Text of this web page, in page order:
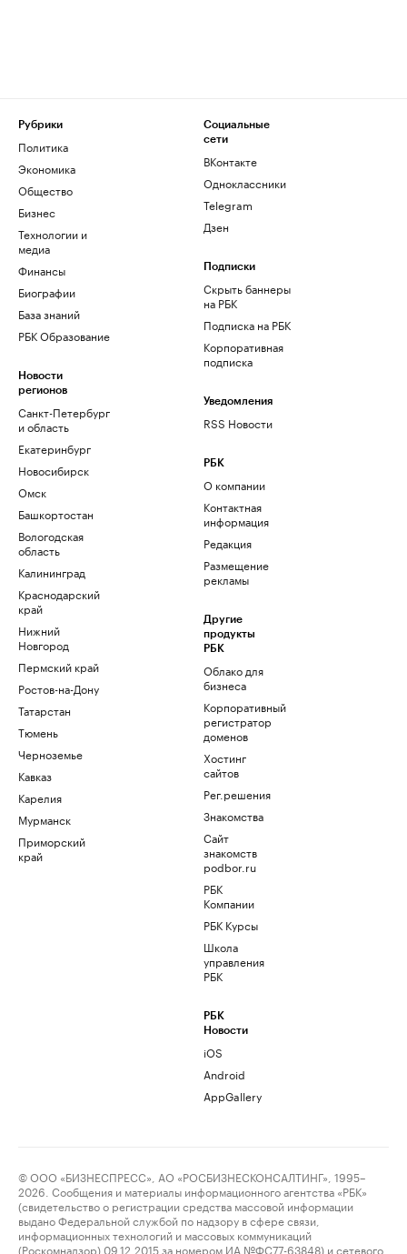
Рубрики
Политика
Экономика
Общество
Бизнес
Технологии и
медиа
Финансы
Биографии
База знаний
РБК Образование
Новости
регионов
Санкт-Петербург
и область
Екатеринбург
Новосибирск
Омск
Башкортостан
Вологодская
область
Калининград
Краснодарский
край
Нижний
Новгород
Пермский край
Ростов-на-Дону
Татарстан
Тюмень
Черноземье
Кавказ
Карелия
Мурманск
Приморский
край
Социальные
сети
ВКонтакте
Одноклассники
Telegram
Дзен
Подписки
Скрыть баннеры
на РБК
Подписка на РБК
Корпоративная
подписка
Уведомления
RSS Новости
РБК
О компании
Контактная
информация
Редакция
Размещение
рекламы
Другие
продукты
РБК
Облако для
бизнеса
Корпоративный
регистратор
доменов
Хостинг
сайтов
Рег.решения
Знакомства
Сайт
знакомств
podbor.ru
РБК
Компании
РБК Курсы
Школа
управления
РБК
РБК
Новости
iOS
Android
AppGallery
© ООО «БИЗНЕСПРЕСС», АО «РОСБИЗНЕСКОНСАЛТИНГ», 1995–
2026. Сообщения и материалы информационного агентства «РБК»
(свидетельство о регистрации средства массовой информации
выдано Федеральной службой по надзору в сфере связи,
информационных технологий и массовых коммуникаций
(Роскомнадзор) 09.12.2015 за номером ИА №ФС77-63848) и сетевого